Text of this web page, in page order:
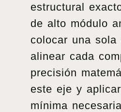
estructural
de alto módulo
colocar una sola
alinear cada
precisión
este eje y
mínima